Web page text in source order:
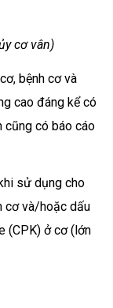
cơ vân)
bệnh cơ và
cao đáng kể có
cũng có báo cáo
sử dụng cho
cơ và/hoặc dấu
(CPK) ở cơ (lớn